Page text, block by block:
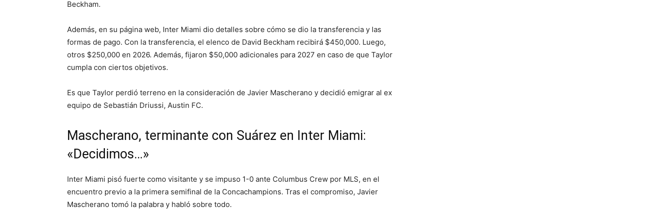
Beckham.
Además, en su página web, Inter Miami dio detalles sobre cómo se dio la transferencia y las
formas de pago. Con la transferencia, el elenco de David Beckham recibirá $450,000. Luego,
otros $250,000 en 2026. Además, fijaron $50,000 adicionales para 2027 en caso de que Taylor
cumpla con ciertos objetivos.
Es que Taylor perdió terreno en la consideración de Javier Mascherano y decidió emigrar al ex
equipo de Sebastián Driussi, Austin FC.
Mascherano, terminante con Suárez en Inter Miami:
«Decidimos…»
Inter Miami pisó fuerte como visitante y se impuso 1-0 ante Columbus Crew por MLS, en el
encuentro previo a la primera semifinal de la Concachampions. Tras el compromiso, Javier
Mascherano tomó la palabra y habló sobre todo.